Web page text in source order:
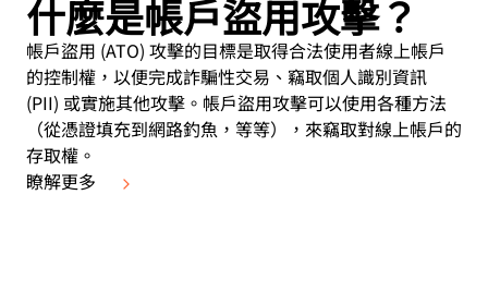
什麼是帳戶盜用攻擊？
帳戶盜用 (ATO) 攻擊的目標是取得合法使用者線上帳戶
的控制權，以便完成詐騙性交易、竊取個人識別資訊
(PII) 或實施其他攻擊。帳戶盜用攻擊可以使用各種方法
（從憑證填充到網路釣魚，等等），來竊取對線上帳戶的
存取權。
瞭解更多